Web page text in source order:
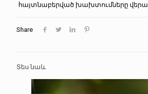
հայտնաբերված խախտումները
Share
Տես նաև